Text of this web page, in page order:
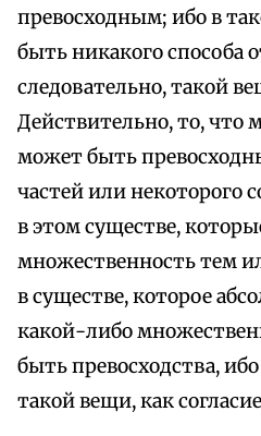
превосходным; ибо в
быть никакого способа
следовательно, такой
Действительно, то,
может быть
частей или некоторого
в этом существе,
множественность тем
в существе, которое
какой-либо
быть превосходства,
такой вещи, как